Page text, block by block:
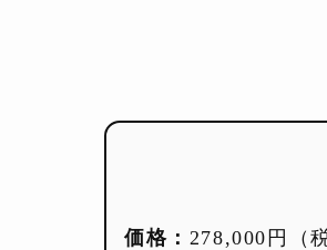
価格： 278,000円（